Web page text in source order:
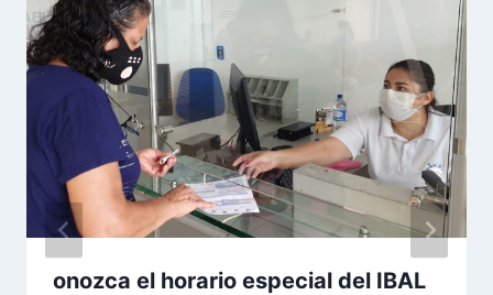
onozca el horario especial del IBAL